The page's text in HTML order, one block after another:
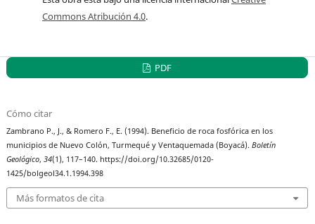
Commons Atribución 4.0.
PDF
Cómo citar
Zambrano P., J., & Romero F., E. (1994). Beneficio de roca fosfórica en los
municipios de Nuevo Colón, Turmequé y Ventaquemada (Boyacá).Boletín
Geológico,34(1), 117–140. https://doi.org/10.32685/0120-
1425/bolgeol34.1.1994.398
Más formatos de cita